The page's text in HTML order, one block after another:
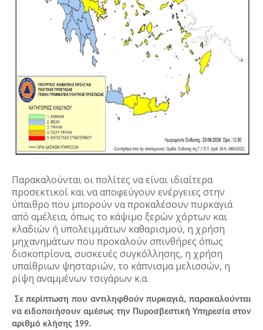
Παρακαλούνται οι πολίτες να είναι ιδιαίτερα
προσεκτικοί και να αποφεύγουν ενέργειες στην
ύπαιθρο που μπορούν να προκαλέσουν πυρκαγιά
από αμέλεια, όπως το κάψιμο ξερών χόρτων και
κλαδιών ή υπολειμμάτων καθαρισμού, η χρήση
μηχανημάτων που προκαλούν σπινθήρες όπως
δισκοπρίονα, συσκευές συγκόλλησης, η χρήση
υπαίθριων ψησταριών, το κάπνισμα μελισσών, η
ρίψη αναμμένων τσιγάρων κ.α.
Σε περίπτωση που αντιληφθούν πυρκαγιά, παρακαλούνται
να ειδοποιήσουν αμέσως την Πυροσβεστική Υπηρεσία στον
αριθμό κλήσης 199.